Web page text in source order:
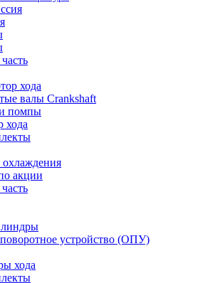
хода
валы Crankshaft
помпы
хода
акции
устройство (ОПУ)
хода